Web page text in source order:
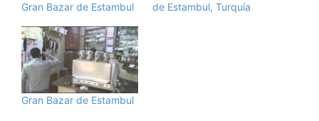
Gran Bazar de Estambul
de Estambul, Turquía
Gran Bazar de Estambul